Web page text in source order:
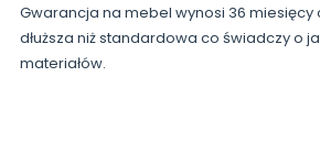
Gwarancja na mebel wynosi 36 miesięcy
dłuższa niż standardowa co świadczy o
materiałów.